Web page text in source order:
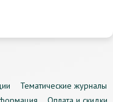
Тематические журналы